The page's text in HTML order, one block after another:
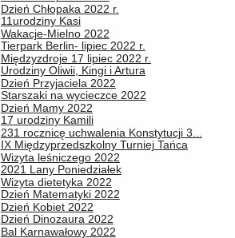
Dzień Chłopaka 2022 r.
11urodziny Kasi
Wakacje-Mielno 2022
Tierpark Berlin- lipiec 2022 r.
Międzyzdroje 17 lipiec 2022 r.
Urodziny Oliwii, Kingi i Artura
Dzień Przyjaciela 2022
Starszaki na wycieczce 2022
Dzień Mamy 2022
17 urodziny Kamili
231 rocznicę uchwalenia Konstytucji 3...
IX Międzyprzedszkolny Turniej Tańca
Wizyta leśniczego 2022
2021 Lany Poniedziałek
Wizyta dietetyka 2022
Dzień Matematyki 2022
Dzień Kobiet 2022
Dzień Dinozaura 2022
Bal Karnawałowy 2022